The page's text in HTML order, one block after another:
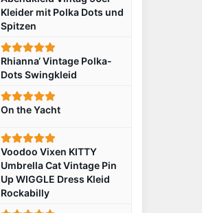
Kleider mit Polka Dots und
Spitzen
Rhianna‘ Vintage Polka-
Dots Swingkleid
On the Yacht
Voodoo Vixen KITTY
Umbrella Cat Vintage Pin
Up WIGGLE Dress Kleid
Rockabilly